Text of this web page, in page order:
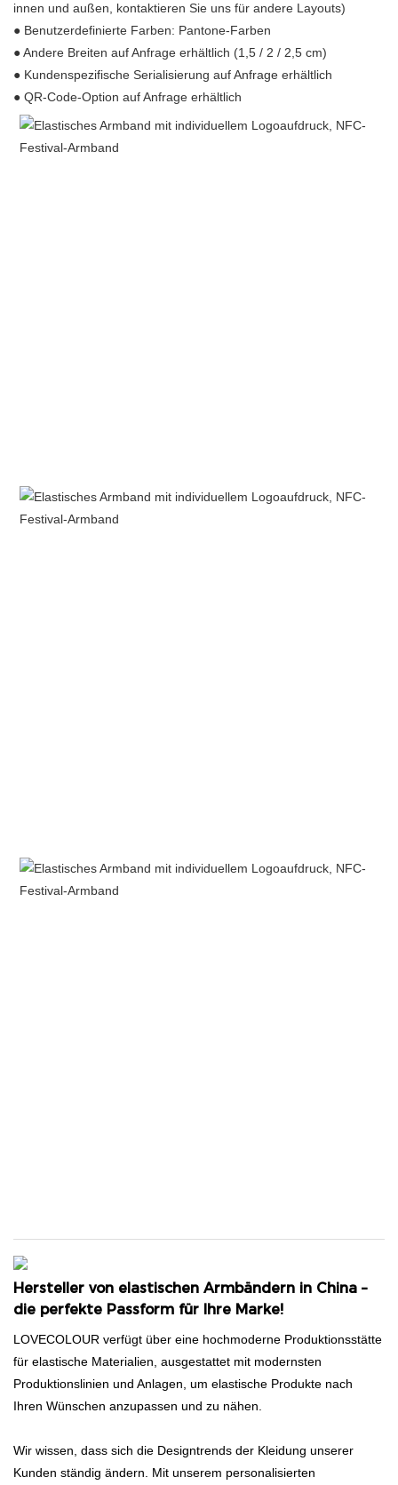
innen und außen, kontaktieren Sie uns für andere Layouts)
● Benutzerdefinierte Farben: Pantone-Farben
● Andere Breiten auf Anfrage erhältlich (1,5 / 2 / 2,5 cm)
● Kundenspezifische Serialisierung auf Anfrage erhältlich
● QR-Code-Option auf Anfrage erhältlich
Hersteller von elastischen Armbändern in China –
die perfekte Passform für Ihre Marke!
LOVECOLOUR verfügt über eine hochmoderne Produktionsstätte
für elastische Materialien, ausgestattet mit modernsten
Produktionslinien und Anlagen, um elastische Produkte nach
Ihren Wünschen anzupassen und zu nähen.
Wir wissen, dass sich die Designtrends der Kleidung unserer
Kunden ständig ändern. Mit unserem personalisierten